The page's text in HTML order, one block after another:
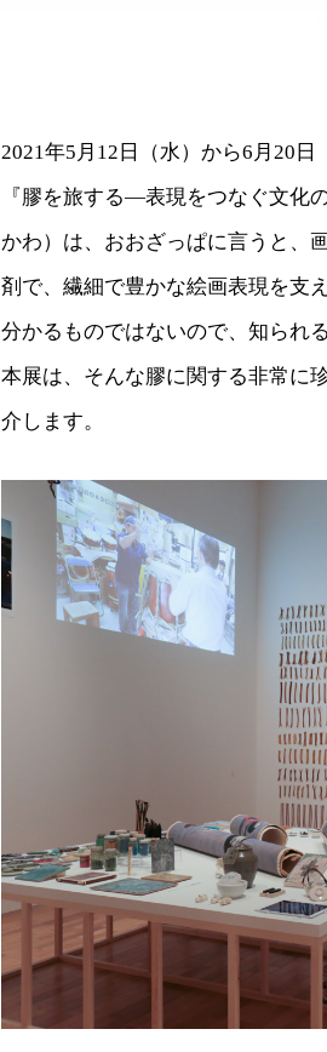
2021年5月12日（水）から6月20
『膠を旅する―表現をつなぐ文化
かわ）は、おおざっぱに言うと、
剤で、繊細で豊かな絵画表現を支
分かるものではないので、知られ
本展は、そんな膠に関する非常に
介します。